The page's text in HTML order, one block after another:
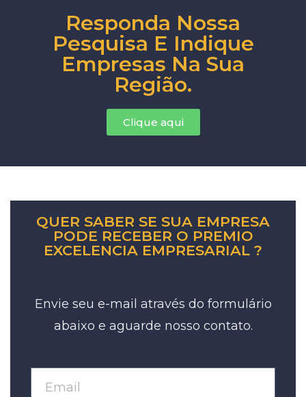
Responda Nossa
Pesquisa E Indique
Empresas Na Sua
Região.
Clique aqui
QUER SABER SE SUA EMPRESA
PODE RECEBER O PREMIO
EXCELENCIA EMPRESARIAL ?
Envie seu e-mail através do formulário
abaixo e aguarde nosso contato.